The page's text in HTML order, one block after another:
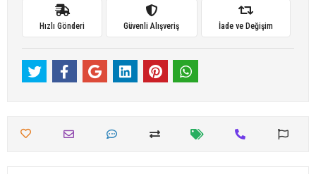
Hızlı Gönderi Güvenli Alışveriş İade ve Değişim